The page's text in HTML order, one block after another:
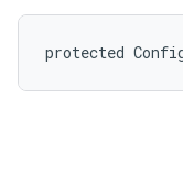
protected